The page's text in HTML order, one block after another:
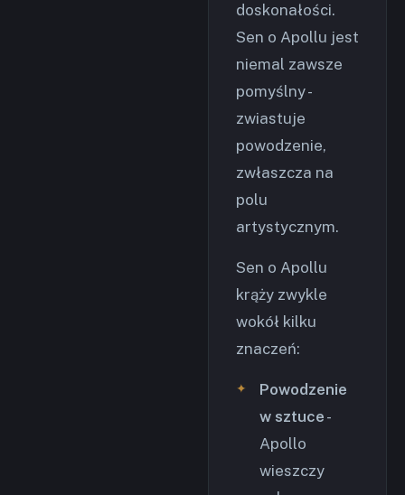
doskonałości.
Sen o Apollu jest
niemal zawsze
pomyślny -
zwiastuje
powodzenie,
zwłaszcza na
polu
artystycznym.
Sen o Apollu
krąży zwykle
wokół kilku
znaczeń:
Powodzenie
w sztuce -
Apollo
wieszczy